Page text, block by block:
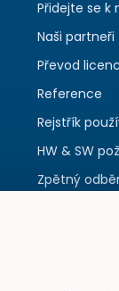
Přidejte se k
Naši partneři
Převod
Reference
Rejstřík
HW & SW
Zpětný